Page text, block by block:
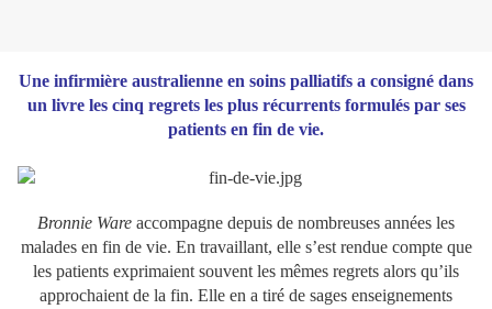
Une infirmière australienne en soins palliatifs a consigné dans
un livre les cinq regrets les plus récurrents formulés par ses
patients en fin de vie.
Bronnie Ware accompagne depuis de nombreuses années les
malades en fin de vie. En travaillant, elle s’est rendue compte que
les patients exprimaient souvent les mêmes regrets alors qu’ils
approchaient de la fin. Elle en a tiré de sages enseignements